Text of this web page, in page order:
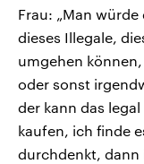
Frau: „Man
dieses Illegale,
umgehen
oder sonst
der kann das
kaufen, ich finde
durchdenkt, dann